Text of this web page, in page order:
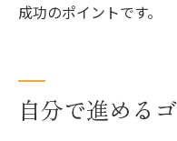
成功のポイントです。
自分で進める